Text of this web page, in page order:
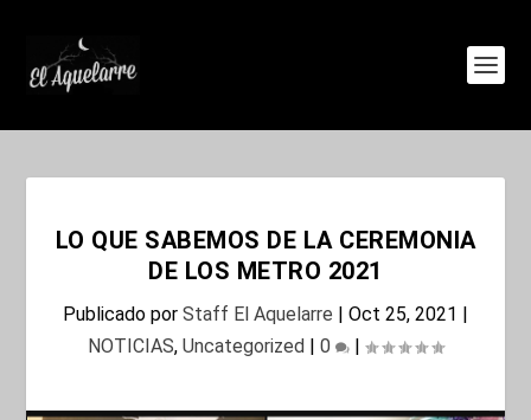
LO QUE SABEMOS DE LA CEREMONIA
DE LOS METRO 2021
Publicado por Staff El Aquelarre | Oct 25, 2021 |
NOTICIAS, Uncategorized | 0 |